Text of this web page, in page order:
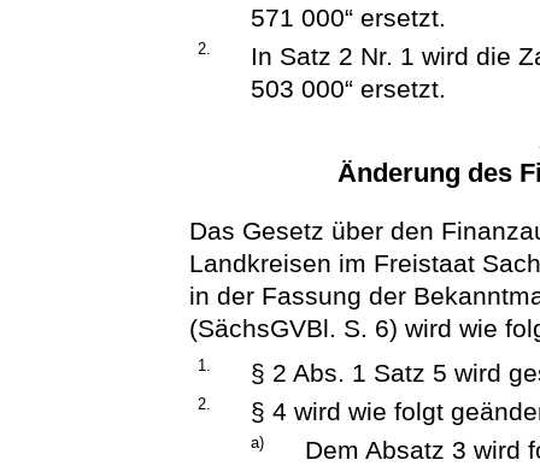
571 000“ ersetzt.
2.
In Satz 2 Nr. 1 wird die
503 000“ ersetzt.
Änderung des
Das Gesetz über den
Landkreisen im Freistaat
in der Fassung der
(SächsGVBl. S. 6) wird wie
1. § 2 Abs. 1 Satz 5 wird
2. § 4 wird wie folgt
a)
Dem Absatz 3 wird